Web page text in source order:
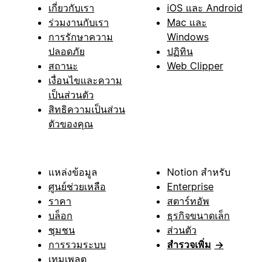
เกี่ยวกับเรา
ร่วมงานกับเรา
การรักษาความ
ปลอดภัย
สถานะ
เงื่อนไขและความ
เป็นส่วนตัว
สิทธิความเป็นส่วน
ตัวของคุณ
iOS และ Android
Mac และ
Windows
ปฏิทิน
Web Clipper
แหล่งข้อมูล
ศูนย์ช่วยเหลือ
ราคา
บล็อก
ชุมชน
การรวมระบบ
เทมเพลต
Notion สำหรับ
Enterprise
สตาร์ทอัพ
ธุรกิจขนาดเล็ก
ส่วนตัว
สำรวจเพิ่ม →